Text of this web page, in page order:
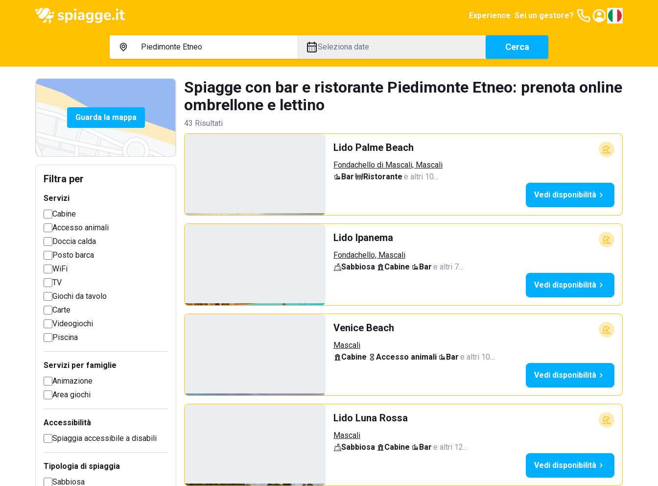
Experience Sei un gestore?
Seleziona date Cerca
Guarda la mappa
Filtra per
Servizi
Cabine
Accesso animali
Doccia calda
Posto barca
WiFi
TV
Giochi da tavolo
Carte
Videogiochi
Piscina
Servizi per famiglie
Animazione
Area giochi
Accessibilità
Spiaggia accessibile a disabili
Tipologia di spiaggia
Sabbiosa
Spiagge con bar e ristorante Piedimonte Etneo: prenota online
ombrellone e lettino
43 Risultati
Lido Palme Beach
Fondachello di Mascali, Mascali
Bar· Ristorante·e altri 10…
Vedi disponibilità
Lido Ipanema
Fondachello, Mascali
Sabbiosa· Cabine· Bar·e altri 7…
Vedi disponibilità
Venice Beach
Mascali
Cabine· Accesso animali· Bar·e altri 10…
Vedi disponibilità
Lido Luna Rossa
Mascali
Sabbiosa· Cabine· Bar·e altri 12…
Vedi disponibilità